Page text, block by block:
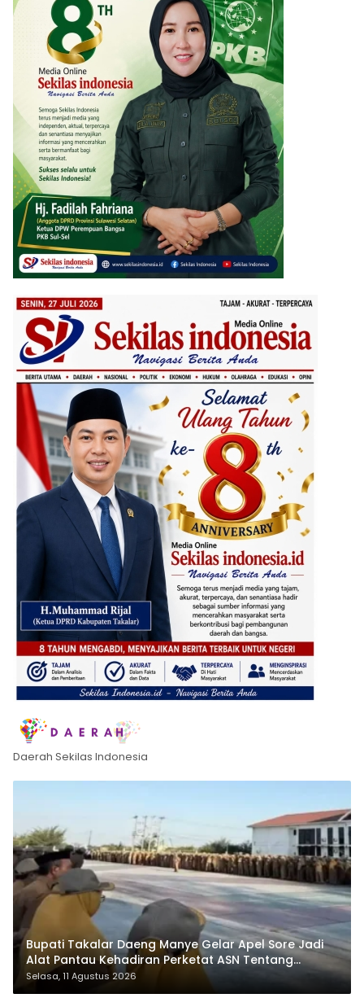
Daerah Sekilas Indonesia
Bupati Takalar Daeng Manye Gelar Apel Sore Jadi
Alat Pantau Kehadiran Perketat ASN Tentang
Kedisplinan
Selasa, 11 Agustus 2026